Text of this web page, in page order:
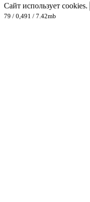
Сайт использует cookies.
79 / 0,491 / 7.42mb